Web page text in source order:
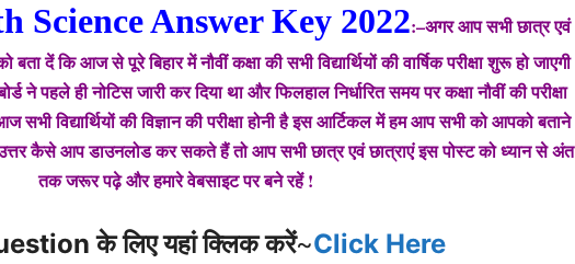
Science Answer Key 2022:–अगर आप सभी छात्र एवं
दें कि आज से पूरे बिहार में नौवीं कक्षा की सभी विद्यार्थियों की वार्षिक परीक्षा शुरू हो जाएगी
ने पहले ही नोटिस जारी कर दिया था और फिलहाल निर्धारित समय पर कक्षा नौवीं की परीक्षा
सभी विद्यार्थियों की विज्ञान की परीक्षा होनी है इस आर्टिकल में हम आप सभी को आपको बताने
उत्तर कैसे आप डाउनलोड कर सकते हैं तो आप सभी छात्र एवं छात्राएं इस पोस्ट को ध्यान से अंत
तक जरूर पढ़े और हमारे वेबसाइट पर बने रहें !
के लिए यहां क्लिक करें~Click Here